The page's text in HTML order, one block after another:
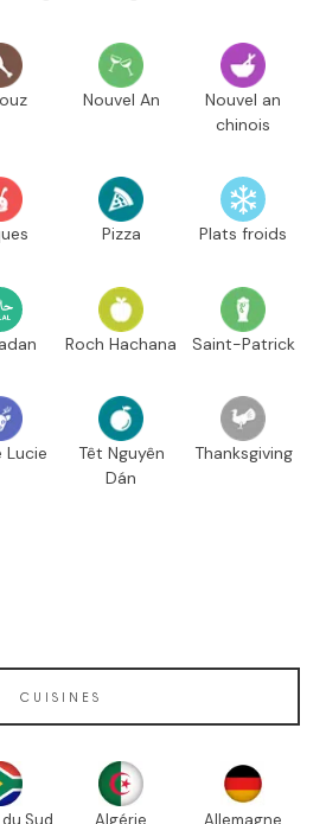
Nouvel An
Nouvel an
chinois
Pizza Plats froids
Roch Hachana Saint-Patrick
Lucie
Têt Nguyên
Dán
Thanksgiving
CUISINES